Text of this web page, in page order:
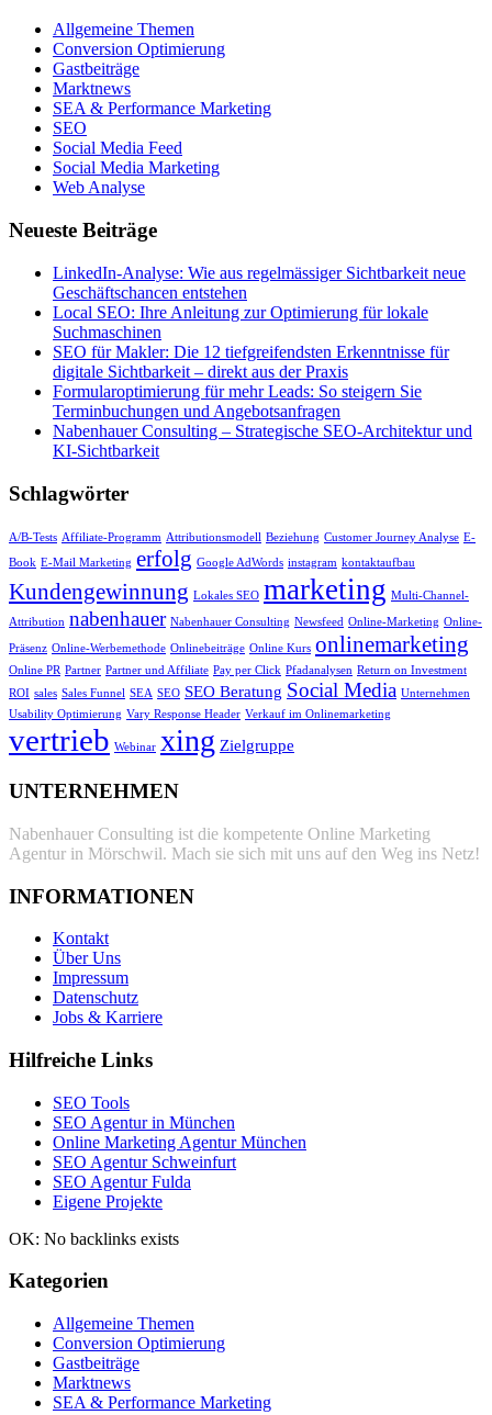
Allgemeine Themen
Conversion Optimierung
Gastbeiträge
Marktnews
SEA & Performance Marketing
SEO
Social Media Feed
Social Media Marketing
Web Analyse
Neueste Beiträge
LinkedIn-Analyse: Wie aus regelmässiger Sichtbarkeit neue
Geschäftschancen entstehen
Local SEO: Ihre Anleitung zur Optimierung für lokale
Suchmaschinen
SEO für Makler: Die 12 tiefgreifendsten Erkenntnisse für
digitale Sichtbarkeit – direkt aus der Praxis
Formularoptimierung für mehr Leads: So steigern Sie
Terminbuchungen und Angebotsanfragen
Nabenhauer Consulting – Strategische SEO-Architektur und
KI-Sichtbarkeit
Schlagwörter
A/B-Tests Affiliate-Programm Attributionsmodell Beziehung Customer Journey Analyse E-
Book E-Mail Marketing erfolg Google AdWords instagram kontaktaufbau
Kundengewinnung Lokales SEO marketing Multi-Channel-
Attribution nabenhauer Nabenhauer Consulting Newsfeed Online-Marketing Online-
Präsenz Online-Werbemethode Onlinebeiträge Online Kurs onlinemarketing
Online PR Partner Partner und Affiliate Pay per Click Pfadanalysen Return on Investment
ROI sales Sales Funnel SEA SEO SEO Beratung Social Media Unternehmen
Usability Optimierung Vary Response Header Verkauf im Onlinemarketing
vertrieb Webinar xing Zielgruppe
UNTERNEHMEN
Nabenhauer Consulting ist die kompetente Online Marketing
Agentur in Mörschwil. Mach sie sich mit uns auf den Weg ins Netz!
INFORMATIONEN
Kontakt
Über Uns
Impressum
Datenschutz
Jobs & Karriere
Hilfreiche Links
SEO Tools
SEO Agentur in München
Online Marketing Agentur München
SEO Agentur Schweinfurt
SEO Agentur Fulda
Eigene Projekte
OK: No backlinks exists
Kategorien
Allgemeine Themen
Conversion Optimierung
Gastbeiträge
Marktnews
SEA & Performance Marketing